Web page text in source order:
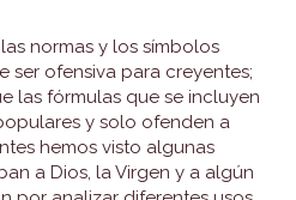
normas y los símbolos
ser ofensiva para creyentes;
las fórmulas que se incluyen
y solo ofenden a
hemos visto algunas
a Dios, la Virgen y a algún